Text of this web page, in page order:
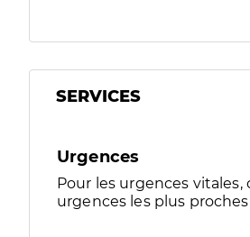
SERVICES
Urgences
Pour les urgences
urgences les plus